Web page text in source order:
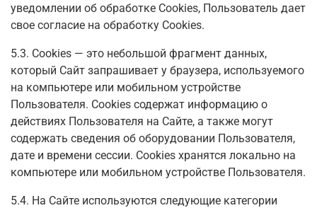
уведомлении об обработке Cookies, Пользователь дает
свое согласие на обработку Сookies.
5.3. Сookies — это небольшой фрагмент данных,
который Сайт запрашивает у браузера, используемого
на компьютере или мобильном устройстве
Пользователя. Cookies содержат информацию о
действиях Пользователя на Сайте, а также могут
содержать сведения об оборудовании Пользователя,
дате и времени сессии. Сookies хранятся локально на
компьютере или мобильном устройстве Пользователя.
5.4. На Сайте используются следующие категории